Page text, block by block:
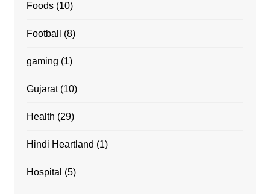
Foods(10)
Football (8)
gaming (1)
Gujarat(10)
Health (29)
Hindi Heartland (1)
Hospital (5)